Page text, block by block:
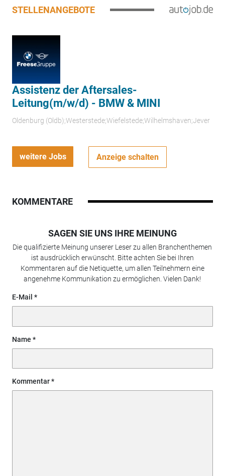
STELLENANGEBOTE
Assistenz der Aftersales-
Leitung(m/w/d) - BMW & MINI
Oldenburg (Oldb);Westerstede;Wiefelstede;Wilhelmshaven;Jever
weitere Jobs Anzeige schalten
KOMMENTARE
SAGEN SIE UNS IHRE MEINUNG
Die qualifizierte Meinung unserer Leser zu allen Branchenthemen
ist ausdrücklich erwünscht. Bitte achten Sie bei Ihren
Kommentaren auf die Netiquette, um allen Teilnehmern eine
angenehme Kommunikation zu ermöglichen. Vielen Dank!
E-Mail
Name
Kommentar